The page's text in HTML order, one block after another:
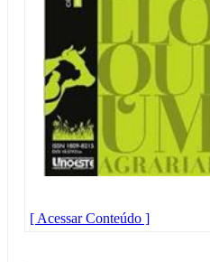
[ Acessar Conteúdo ]